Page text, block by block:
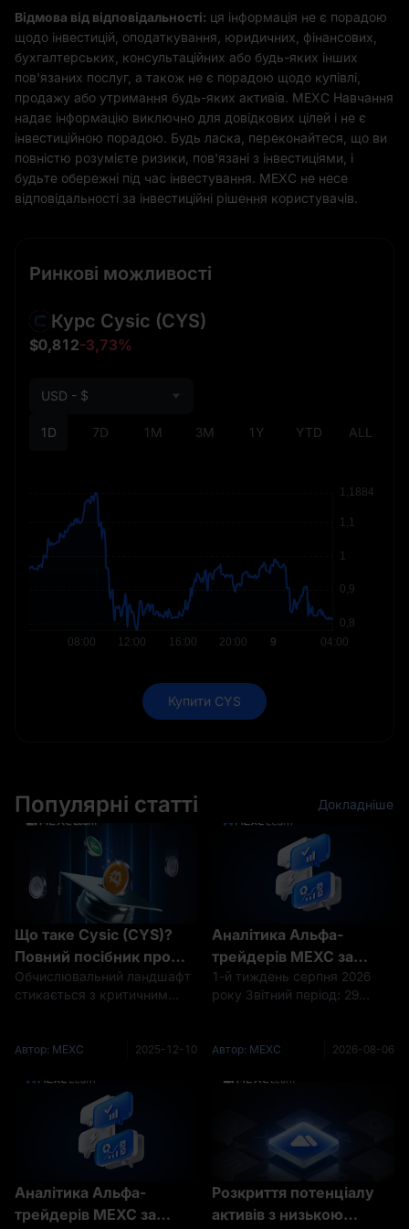
Відмова від відповідальності: ця інформація не є порадою
щодо інвестицій, оподаткування, юридичних, фінансових,
бухгалтерських, консультаційних або будь-яких інших
пов'язаних послуг, а також не є порадою щодо купівлі,
продажу або утримання будь-яких активів. MEXC Навчання
надає інформацію виключно для довідкових цілей і не є
інвестиційною порадою. Будь ласка, переконайтеся, що ви
повністю розумієте ризики, пов'язані з інвестиціями, і
будьте обережні під час інвестування. MEXC не несе
відповідальності за інвестиційні рішення користувачів.
Ринкові можливості
Курс Cysic (CYS)
$0,812-3,73%
1D 7D 1M 3M 1Y YTD ALL
USD - $
Купити CYS
Популярні статті Докладніше
Що таке Cysic (CYS)?
Повний посібник про
революцію ComputeFi у
децентралізованих
Обчислювальний ландшафт
стикається з критичним
заблокованими на
платформах, тоді як
блокчейн-додатки
відчайдушно потребують
доступних, перев
Автор: MEXC 2025-12-10
Аналітика Альфа-
трейдерів MEXC за
тиждень | BTC тестує
рівень 63 000 $ на тлі
підвищення ставки. Чи
про зайнятість?
1-й тиждень серпня 2026
року Звітний період: 29
2026 року Основний наратив
крипторинок пройшов
Автор: MEXC 2026-08-06
Аналітика Альфа-
трейдерів MEXC за
Розкриття потенціалу
активів з низькою